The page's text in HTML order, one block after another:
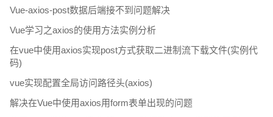
Vue-axios-post数据后端接不到问题解决
Vue学习之axios的使用方法实例分析
在vue中使用axios实现post方式获取二进制流下载文件(实例代
码)
vue实现配置全局访问路径头(axios)
解决在Vue中使用axios用form表单出现的问题